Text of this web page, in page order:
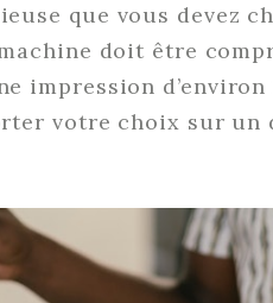
que vous devez
doit être
impression
votre choix sur un